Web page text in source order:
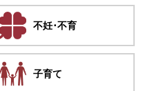
不妊･不育
子育て